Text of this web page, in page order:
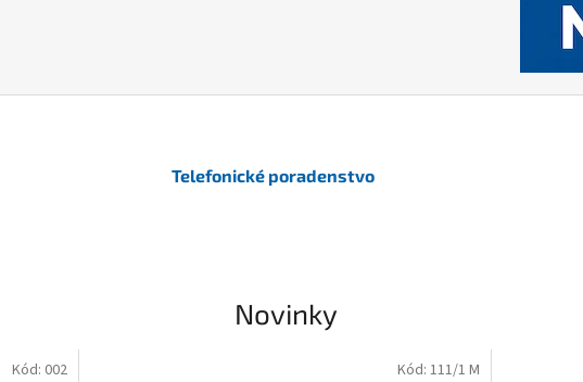
Telefonické poradenstvo
Novinky
Kód: 002 Kód: 111/1 M